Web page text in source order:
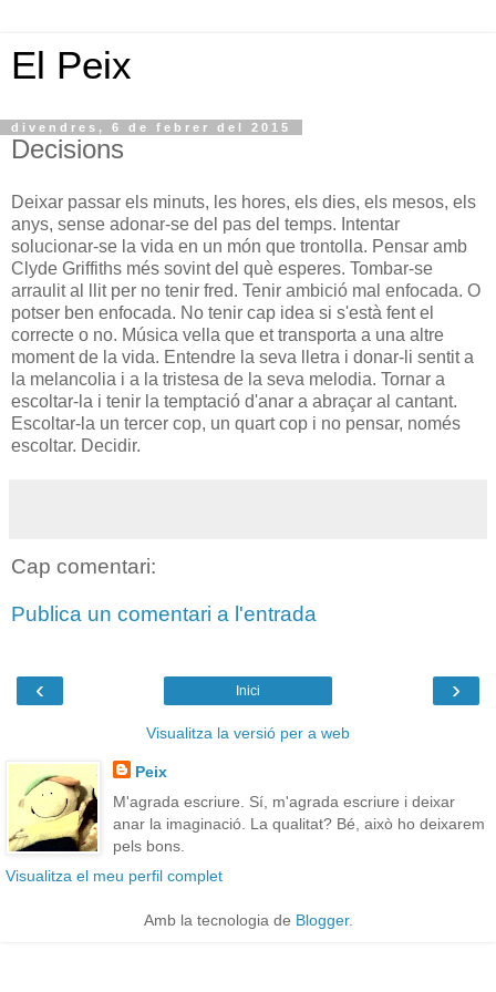
El Peix
divendres, 6 de febrer del 2015
Decisions
Deixar passar els minuts, les hores, els dies, els mesos, els
anys, sense adonar-se del pas del temps. Intentar
solucionar-se la vida en un món que trontolla. Pensar amb
Clyde Griffiths més sovint del què esperes. Tombar-se
arraulit al llit per no tenir fred. Tenir ambició mal enfocada. O
potser ben enfocada. No tenir cap idea si s'està fent el
correcte o no. Música vella que et transporta a una altre
moment de la vida. Entendre la seva lletra i donar-li sentit a
la melancolia i a la tristesa de la seva melodia. Tornar a
escoltar-la i tenir la temptació d'anar a abraçar al cantant.
Escoltar-la un tercer cop, un quart cop i no pensar, només
escoltar. Decidir.
Cap comentari:
Publica un comentari a l'entrada
‹ ›
Inici
Visualitza la versió per a web
Peix
M'agrada escriure. Sí, m'agrada escriure i deixar
anar la imaginació. La qualitat? Bé, això ho deixarem
pels bons.
Visualitza el meu perfil complet
Amb la tecnologia de Blogger.